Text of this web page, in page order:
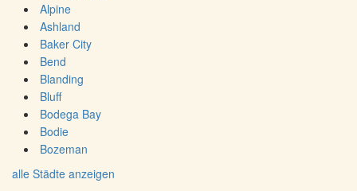
Alpine
Ashland
Baker City
Bend
Blanding
Bluff
Bodega Bay
Bodie
Bozeman
alle Städte anzeigen